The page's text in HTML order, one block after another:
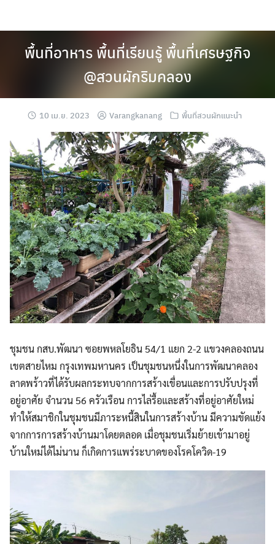
พื้นที่อาหาร พื้นที่เรียนรู้ พื้นที่เศรษฐกิจ
@สวนผักริมคลอง
10 เม.ย. 2023 Varangkanang พื้นที่สวนผักแนะนำ
ชุมชน กสบ.พัฒนา ซอยพหลโยธิน 54/1 แยก 2-2 แขวงคลองถนน
เขตสายไหม กรุงเทพมหานคร เป็นชุมชนหนึ่งในการพัฒนาคลอง
ลาดพร้าวที่ได้รับผลกระทบจากการสร้างเขื่อนและการปรับปรุงที่
อยู่อาศัย จำนวน 56 ครัวเรือน การไล่รื้อและสร้างที่อยู่อาศัยใหม่
ทำให้สมาชิกในชุมชนมีภาระหนี้สินในการสร้างบ้าน มีความขัดแย้ง
จากการการสร้างบ้านมาโดยตลอด เมื่อชุมชนเริ่มย้ายเข้ามาอยู่
บ้านใหม่ได้ไม่นาน ก็เกิดการแพร่ระบาดของโรคโควิด-19